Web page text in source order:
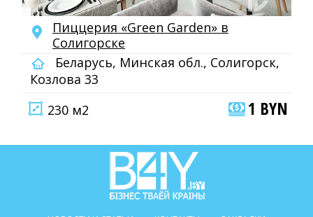
Пиццерия «Green Garden» в
Солигорске
Беларусь, Минская обл., Солигорск,
Козлова 33
230 м2
1 BYN